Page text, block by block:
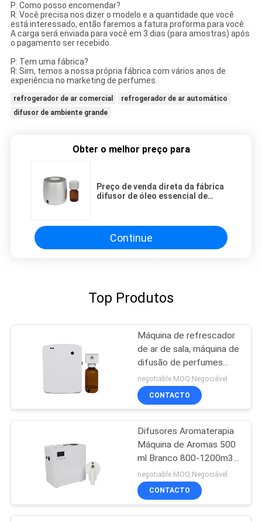
P: Como posso encomendar?
R: Você precisa nos dizer o modelo e a quantidade que você
está interessado, então faremos a fatura proforma para você.
A carga será enviada para você em 3 dias (para amostras) após
o pagamento ser recebido.
P: Tem uma fábrica?
R: Sim, temos a nossa própria fábrica com vários anos de
experiência no marketing de perfumes.
refrogerador de ar comercial
refrogerador de ar automático
difusor de ambiente grande
Obter o melhor preço para
Preço de venda direta da fábrica
difusor de óleo essencial de
Continue
Top Produtos
Máquina de refrescador
de ar de sala, máquina de
difusão de perfumes
para banheiro
negotiable MOQ:Negociável
CONTACTO
Difusores Aromaterapia
Máquina de Aromas 500
ml Branco 800-1200m3
Cobertura de Aromas
negotiable MOQ:Negociável
CONTACTO